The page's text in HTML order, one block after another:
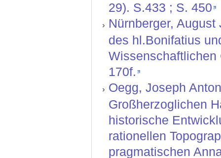
29). S.433 ; S. 450
Nürnberger,
des hl.Bonifatius
Wissenschaftlichen
170f.
Oegg, Joseph
Großherzoglichen
historische
rationellen
pragmatischen